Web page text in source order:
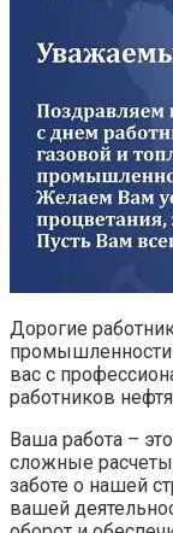
Дорогие
вас с
работников
Ваша работа –
сложные
заботе о нашей
вашей